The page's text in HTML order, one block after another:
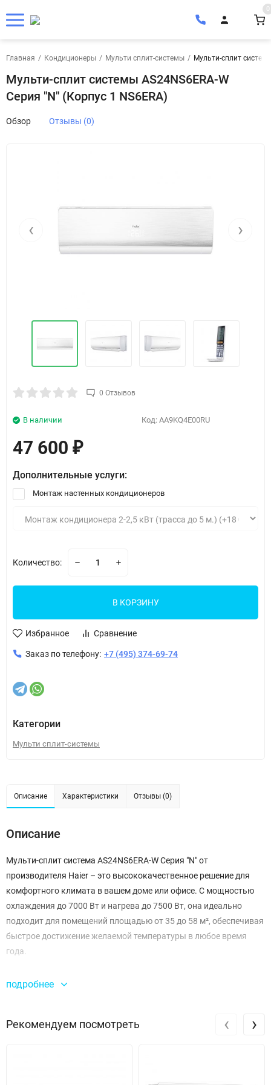
0
Главная / Кондиционеры / Мульти сплит-системы / Мульти-сплит
Мульти-сплит системы AS24NS6ERA-W
Серия "N" (Корпус 1 NS6ERA)
Обзор Отзывы (0)
‹ ›
0 Отзывов
Код: AA9KQ4E00RU
В наличии
47 600 ₽
Дополнительные услуги:
Монтаж настенных кондиционеров
Количество:
В КОРЗИНУ
Избранное Сравнение
Заказ по телефону: +7 (495) 374-69-74
Категории
Мульти сплит-системы
Описание Характеристики Отзывы (0)
Описание
Мульти-сплит система AS24NS6ERA-W Серия "N" от
производителя Haier – это высококачественное решение для
комфортного климата в вашем доме или офисе. С мощностью
охлаждения до 7000 Вт и нагрева до 7500 Вт, она идеально
подходит для помещений площадью от 35 до 58 м², обеспечивая
быстрое достижение желаемой температуры в любое время
года.
Эта модель выделяется среди аналогов благодаря своей
летних дней. В то время как минимальная мощность
подробнее
Рекомендуем посмотреть ‹ ›